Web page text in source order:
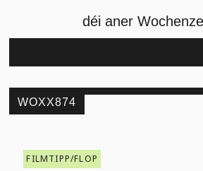
déi aner
WOXX874
FILMTIPP/FLOP